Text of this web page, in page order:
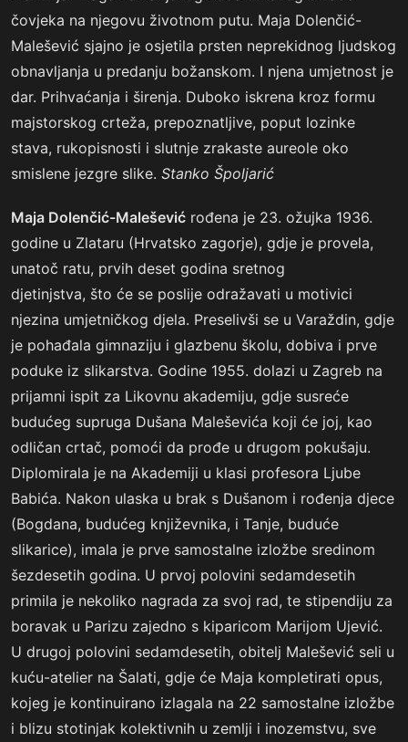
čovjeka na njegovu životnom putu. Maja Dolenčić-
Malešević sjajno je osjetila prsten neprekidnog ljudskog
obnavljanja u predanju božanskom. I njena umjetnost je
dar. Prihvaćanja i širenja. Duboko iskrena kroz formu
majstorskog crteža, prepoznatljive, poput lozinke
stava, rukopisnosti i slutnje zrakaste aureole oko
smislene jezgre slike. Stanko Špoljarić
Maja Dolenčić-Malešević rođena je 23. ožujka 1936.
godine u Zlataru (Hrvatsko zagorje), gdje je provela,
unatoč ratu, prvih deset godina sretnog
djetinjstva, što će se poslije odražavati u motivici
njezina umjetničkog djela. Preselivši se u Varaždin, gdje
je pohađala gimnaziju i glazbenu školu, dobiva i prve
poduke iz slikarstva. Godine 1955. dolazi u Zagreb na
prijamni ispit za Likovnu akademiju, gdje susreće
budućeg supruga Dušana Maleševića koji će joj, kao
odličan crtač, pomoći da prođe u drugom pokušaju.
Diplomirala je na Akademiji u klasi profesora Ljube
Babića. Nakon ulaska u brak s Dušanom i rođenja djece
(Bogdana, budućeg književnika, i Tanje, buduće
slikarice), imala je prve samostalne izložbe sredinom
šezdesetih godina. U prvoj polovini sedamdesetih
primila je nekoliko nagrada za svoj rad, te stipendiju za
boravak u Parizu zajedno s kiparicom Marijom Ujević.
U drugoj polovini sedamdesetih, obitelj Malešević seli u
kuću-atelier na Šalati, gdje će Maja kompletirati opus,
kojeg je kontinuirano izlagala na 22 samostalne izložbe
i blizu stotinjak kolektivnih u zemlji i inozemstvu, sve